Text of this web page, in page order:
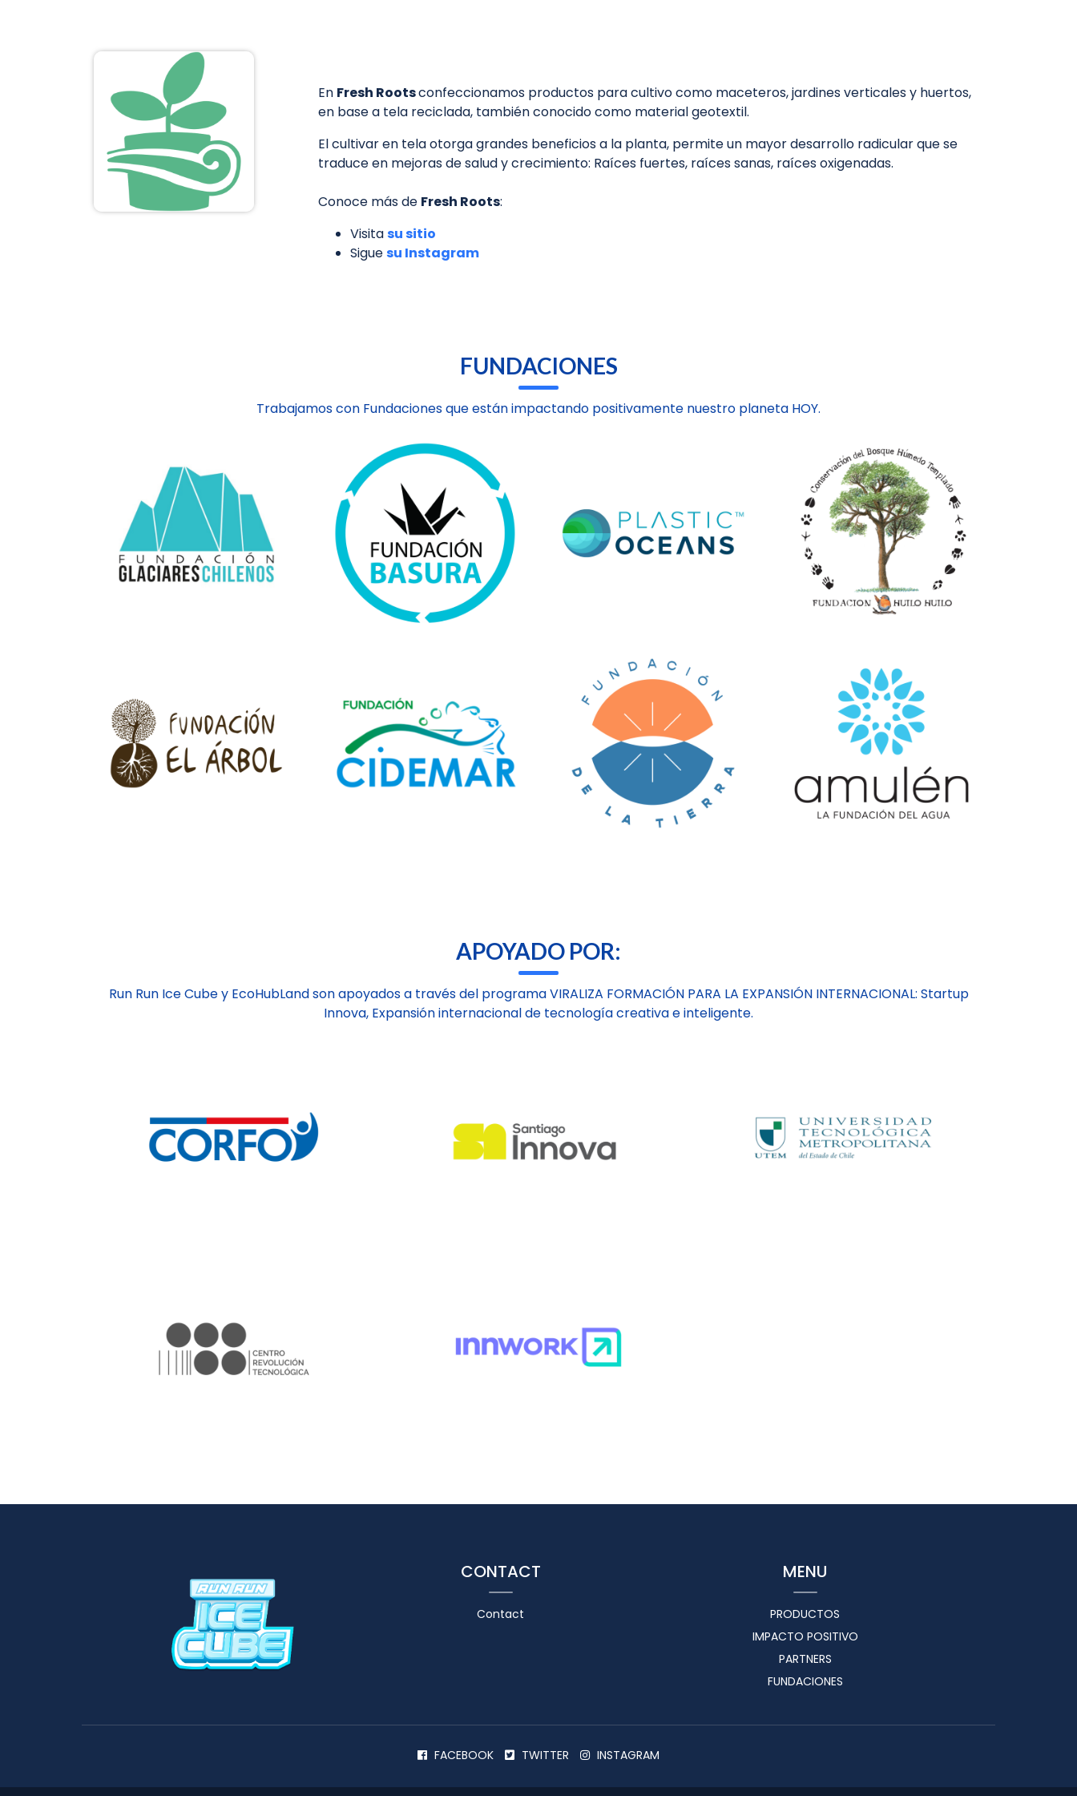
En Fresh Rootsconfeccionamos productos para cultivo como maceteros, jardines verticales y huertos,
en base a tela reciclada, también conocido como material geotextil.
El cultivar en tela otorga grandes beneficios a la planta, permite un mayor desarrollo radicular que se
traduce en mejoras de salud y crecimiento: Raíces fuertes, raíces sanas, raíces oxigenadas.
Conoce más de Fresh Roots:
Visitasu sitio
Siguesu Instagram
FUNDACIONES
Trabajamos con Fundaciones que están impactando positivamente nuestro planeta HOY.
APOYADO POR:
Run Run Ice Cube y EcoHubLand son apoyados a través del programa VIRALIZA FORMACIÓN PARA LA EXPANSIÓN INTERNACIONAL: Startup
Innova, Expansión internacional de tecnología creativa e inteligente.
CONTACT
Contact
MENU
PRODUCTOS
IMPACTO POSITIVO
PARTNERS
FUNDACIONES
FACEBOOK TWITTER INSTAGRAM